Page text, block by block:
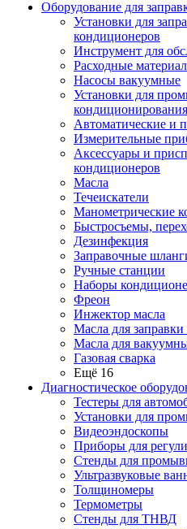
Оборудование для
Установки для
кондиционеров
Инструмент для
Расходные
Насосы вакуумные
Установки для
кондиционирования
Автоматические и
Измерительные
Аксессуары и
кондиционеров
Масла
Течеискатели
Манометрические
Быстросъемы,
Дезинфекция
Заправочные
Ручные станции
Наборы
Фреон
Инжектор масла
Масла для
Масла для
Газовая сварка
Ещё 16
Диагностическое
Тестеры для
Установки для
Видеоэндоскопы
Приборы для
Стенды для
Ультразвуковые
Толщиномеры
Термометры
Стенды для ТНВД